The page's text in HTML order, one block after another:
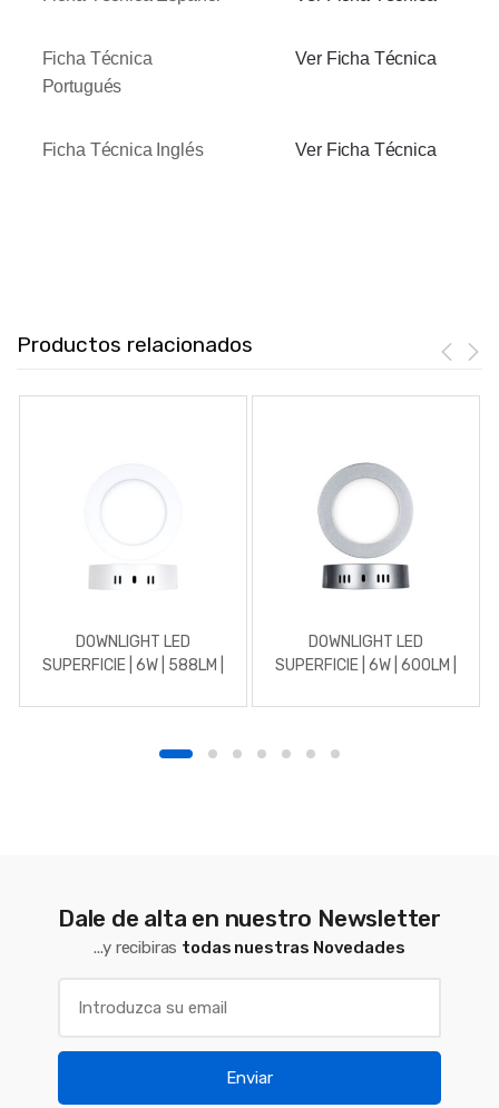
Ficha Técnica
Portugués
Ver Ficha Técnica
Ficha Técnica Inglés Ver Ficha Técnica
Productos relacionados
DOWNLIGHT LED
SUPERFICIE | 6W | 588LM |
BLANCO
DOWNLIGHT LED
SUPERFICIE | 6W | 600LM |
MATE
Dale de alta en nuestro Newsletter
...y recibiras todas nuestras Novedades
Enviar